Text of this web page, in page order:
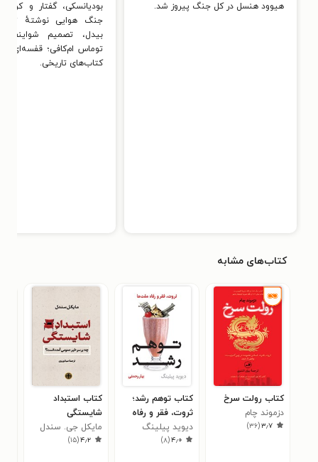
هیوود هنسل در کل جنگ پیروز شد.
بودیانسکی،‌ گفتار و
جنگ هوایی‌ نوشتهٔ
بیدل،‌ تصمیم
توماس ام‌کافی؛‌ قفسه‌ای
کتاب‌های تاریخی.‌
کتاب‌های مشابه
کتاب رولت سرخ
دزموند چام
۳٫۷(۳۶)
کتاب توهم رشد؛
ثروت، فقر و رفاه
ملت‌ها
دیوید پیلینگ
۴٫۰(۸)
کتاب استبداد
شایستگی
مایکل جی. سندل
۴٫۲(۱۵)